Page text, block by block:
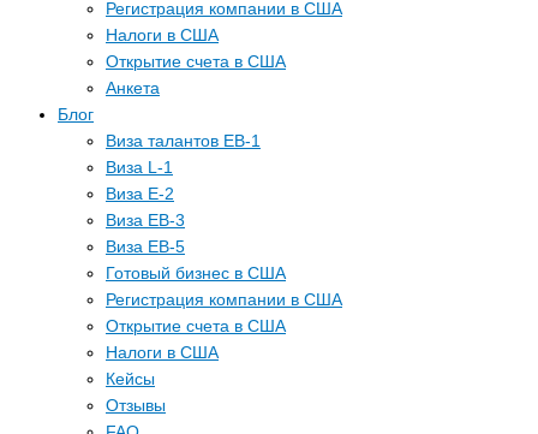
Регистрация компании в США
Налоги в США
Открытие счета в США
Анкета
Блог
Виза талантов EB-1
Виза L-1
Виза E-2
Виза EB-3
Виза EB-5
Готовый бизнес в США
Регистрация компании в США
Открытие счета в США
Налоги в США
Кейсы
Отзывы